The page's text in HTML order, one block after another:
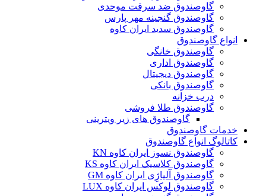
گاوصندوق ضد سرقت موحدی
گاوصندوق گنجینه مهر پارس
گاوصندوق سدید ایران کاوه
انواع گاوصندوق
گاوصندوق خانگی
گاوصندوق اداری
گاوصندوق دیجیتال
گاوصندوق بانکی
درب خزانه
گاوصندوق طلا فروشی
گاوصندوق های زیر ویترینی
خدمات گاوصندوق
کاتالوگ انواع گاوصندوق
گاوصندوق نسوز ایران کاوه KN
گاوصندوق کلاسیک ایران کاوه KS
گاوصندوق آلیاژِی ایران کاوه GM
گاوصندوق لوکس ایران کاوه LUX